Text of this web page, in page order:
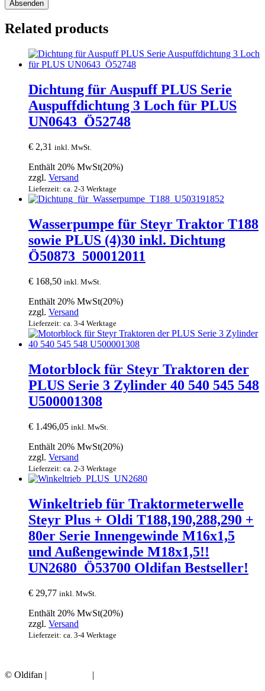
Related products
Dichtung für Auspuff PLUS Serie
Auspuffdichtung 3 Loch für PLUS
UN0643_Ö52748
€ 2,31 inkl. MwSt.
Enthält 20% MwSt(20%)
zzgl. Versand
Lieferzeit: ca. 2-3 Werktage
Wasserpumpe für Steyr Traktor T188
sowie PLUS (4)30 inkl. Dichtung
Ö50873_500012011
€ 168,50 inkl. MwSt.
Enthält 20% MwSt(20%)
zzgl. Versand
Lieferzeit: ca. 3-4 Werktage
Motorblock für Steyr Traktoren der
PLUS Serie 3 Zylinder 40 540 545 548
U500001308
€ 1.496,05 inkl. MwSt.
Enthält 20% MwSt(20%)
zzgl. Versand
Lieferzeit: ca. 2-3 Werktage
Winkeltrieb für Traktormeterwelle
Steyr Plus + Oldi T188,190,288,290 +
80er Serie Innengewinde M16x1,5
und Außengewinde M18x1,5!!
UN2680_Ö53700 Oldifan Bestseller!
€ 29,77 inkl. MwSt.
Enthält 20% MwSt(20%)
zzgl. Versand
Lieferzeit: ca. 3-4 Werktage
© Oldifan | |